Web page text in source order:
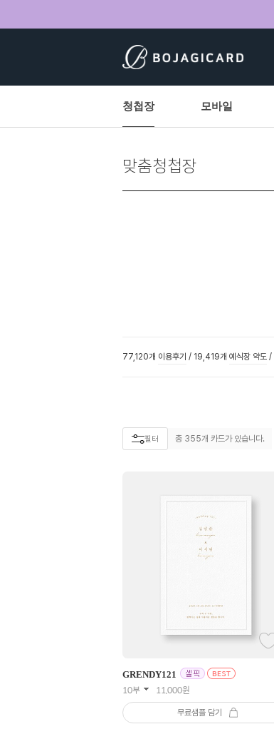
청첩장 모바일
맞춤청첩장
77,120개 이용후기 / 19,419개 예식장 약도 /
필터 총 355개 카드가 있습니다.
GRENDY121
10부 11,000원
무료샘플 담기